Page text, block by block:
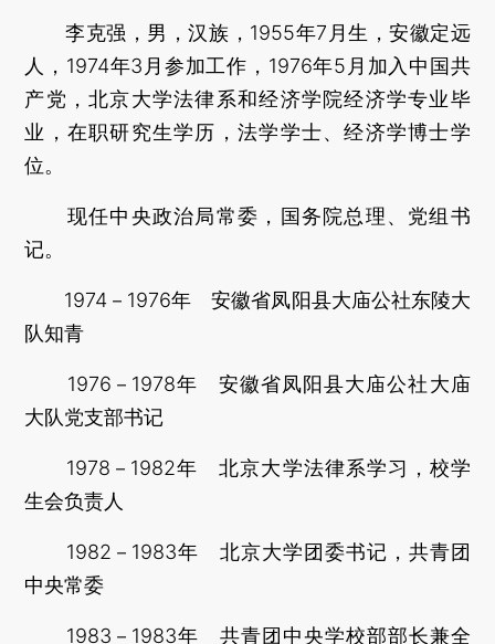
李克强，男，汉族，1955年7月生，安徽定远
人，1974年3月参加工作，1976年5月加入中国共
产党，北京大学法律系和经济学院经济学专业毕
业，在职研究生学历，法学学士、经济学博士学
位。
现任中央政治局常委，国务院总理、党组书
记。
1974－1976年 安徽省凤阳县大庙公社东陵大
队知青
1976－1978年 安徽省凤阳县大庙公社大庙
大队党支部书记
1978－1982年 北京大学法律系学习，校学
生会负责人
1982－1983年 北京大学团委书记，共青团
中央常委
1983－1983年 共青团中央学校部部长兼全